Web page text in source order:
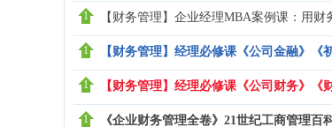
理
【财务管理】企业经理MBA案例课：用
【财务管理】经理必修课《公司金融》
【财务管理】经理必修课《公司财务》
《企业财务管理全卷》21世纪工商管理百